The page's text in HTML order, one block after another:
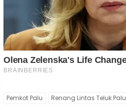
Pemkot Palu Renang Lintas Teluk Palu